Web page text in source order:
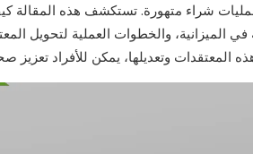
عمليات شراء متهورة. تستكشف هذه
في الميزانية، والخطوات العملية لتحويل